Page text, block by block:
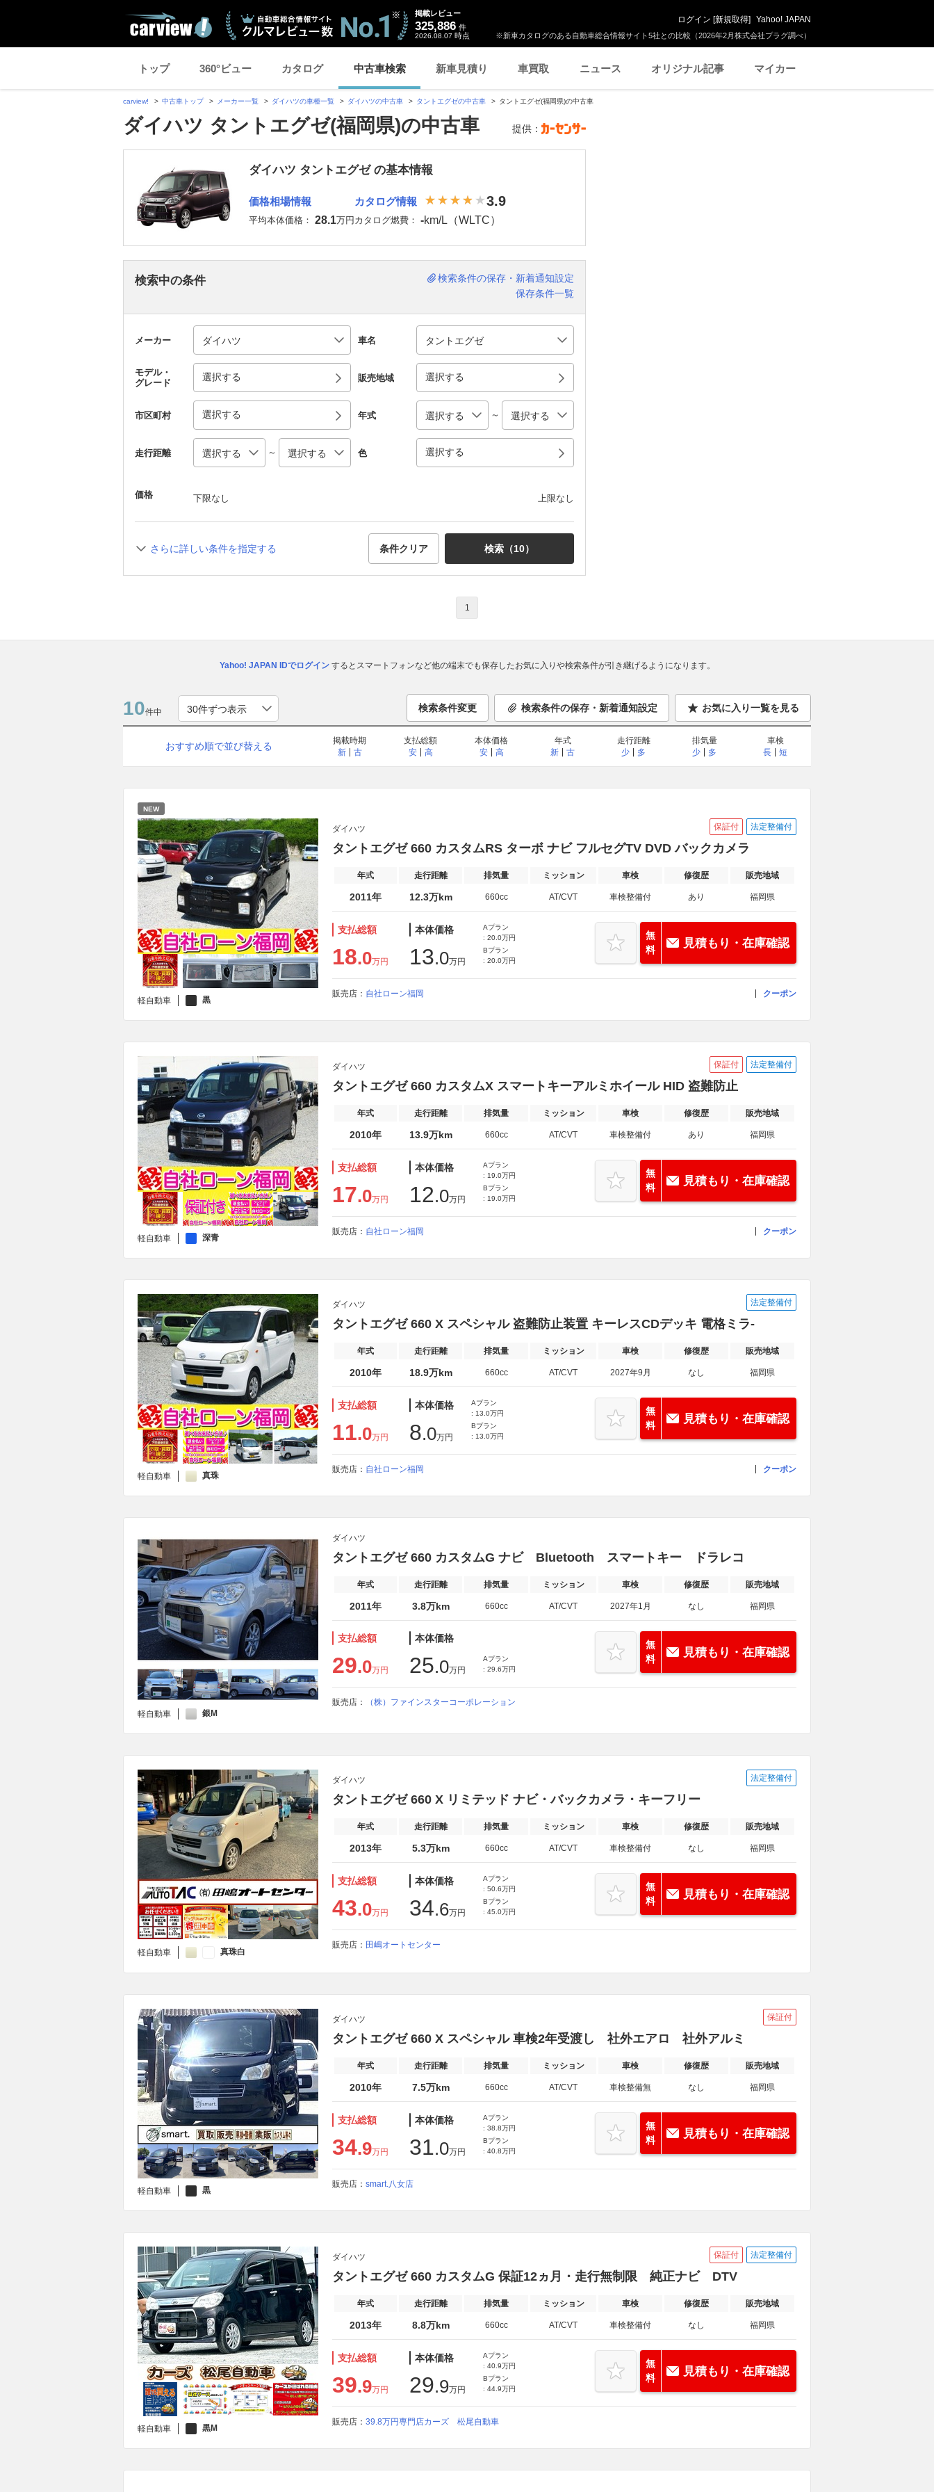
※新車カタログのある自動車総合情報サイト5社との比較（2026年2月株式会社プラグ調べ）
掲載レビュー
325,886 件
2026.08.07 時点
ログイン [新規取得] Yahoo! JAPAN
トップ 360°ビュー カタログ 中古車検索 新車見積り 車買取 ニュース オリジナル記事 マイカー
carview! 中古車トップ メーカー一覧 ダイハツの車種一覧 ダイハツの中古車 タントエグゼの中古車 タントエグゼ(福岡県)の中古車
ダイハツ タントエグゼ(福岡県)の中古車 提供：
ダイハツ タントエグゼ の基本情報
価格相場情報
平均本体価格： 28.1万円
カタログ情報 3.9
カタログ燃費： -km/L（WLTC）
検索中の条件
検索条件の保存・新着通知設定
保存条件一覧
メーカー 車名
モデル・
グレード
選択する 販売地域 選択する
市区町村 選択する 年式 ～
走行距離 ～ 色 選択する
価格 下限なし 上限なし
さらに詳しい条件を指定する 条件クリア 検索（10）
1
Yahoo! JAPAN IDでログインするとスマートフォンなど他の端末でも保存したお気に入りや検索条件が引き継げるようになります。
10件中 検索条件変更 検索条件の保存・新着通知設定 お気に入り一覧を見る
おすすめ順で並び替える
掲載時期
新
古
支払総額
安
高
本体価格
安
高
年式
新
古
走行距離
少
多
排気量
少
多
車検
長
短
NEW
軽自動車 黒
ダイハツ 保証付 法定整備付
タントエグゼ 660 カスタムRS ターボ ナビ フルセグTV DVD バックカメラ
年式 走行距離 排気量 ミッション 車検 修復歴 販売地域
2011年 12.3万km 660cc AT/CVT 車検整備付 あり 福岡県
支払総額
18.0万円
本体価格
13.0万円
Aプラン
: 20.0万円
Bプラン
: 20.0万円
無
料
見積もり・在庫確認
販売店： 自社ローン福岡 クーポン
軽自動車 深青
ダイハツ 保証付 法定整備付
タントエグゼ 660 カスタムX スマートキーアルミホイール HID 盗難防止
年式 走行距離 排気量 ミッション 車検 修復歴 販売地域
2010年 13.9万km 660cc AT/CVT 車検整備付 あり 福岡県
支払総額
17.0万円
本体価格
12.0万円
Aプラン
: 19.0万円
Bプラン
: 19.0万円
無
料
見積もり・在庫確認
販売店： 自社ローン福岡 クーポン
軽自動車 真珠
ダイハツ 法定整備付
タントエグゼ 660 X スペシャル 盗難防止装置 キーレスCDデッキ 電格ミラ-
年式 走行距離 排気量 ミッション 車検 修復歴 販売地域
2010年 18.9万km 660cc AT/CVT 2027年9月 なし 福岡県
支払総額
11.0万円
本体価格
8.0万円
Aプラン
: 13.0万円
Bプラン
: 13.0万円
無
料
見積もり・在庫確認
販売店： 自社ローン福岡 クーポン
軽自動車 銀M
ダイハツ
タントエグゼ 660 カスタムG ナビ Bluetooth スマートキー ドラレコ
年式 走行距離 排気量 ミッション 車検 修復歴 販売地域
2011年 3.8万km 660cc AT/CVT 2027年1月 なし 福岡県
支払総額
29.0万円
本体価格
25.0万円
Aプラン
: 29.6万円
無
料
見積もり・在庫確認
販売店： （株）ファインスターコーポレーション
軽自動車 真珠白
ダイハツ 法定整備付
タントエグゼ 660 X リミテッド ナビ・バックカメラ・キーフリー
年式 走行距離 排気量 ミッション 車検 修復歴 販売地域
2013年 5.3万km 660cc AT/CVT 車検整備付 なし 福岡県
支払総額
43.0万円
本体価格
34.6万円
Aプラン
: 50.6万円
Bプラン
: 45.0万円
無
料
見積もり・在庫確認
販売店： 田嶋オートセンター
軽自動車 黒
ダイハツ 保証付
タントエグゼ 660 X スペシャル 車検2年受渡し 社外エアロ 社外アルミ
年式 走行距離 排気量 ミッション 車検 修復歴 販売地域
2010年 7.5万km 660cc AT/CVT 車検整備無 なし 福岡県
支払総額
34.9万円
本体価格
31.0万円
Aプラン
: 38.8万円
Bプラン
: 40.8万円
無
料
見積もり・在庫確認
販売店： smart.八女店
軽自動車 黒M
ダイハツ 保証付 法定整備付
タントエグゼ 660 カスタムG 保証12ヵ月・走行無制限 純正ナビ DTV
年式 走行距離 排気量 ミッション 車検 修復歴 販売地域
2013年 8.8万km 660cc AT/CVT 車検整備付 なし 福岡県
支払総額
39.9万円
本体価格
29.9万円
Aプラン
: 40.9万円
Bプラン
: 44.9万円
無
料
見積もり・在庫確認
販売店： 39.8万円専門店カーズ 松尾自動車